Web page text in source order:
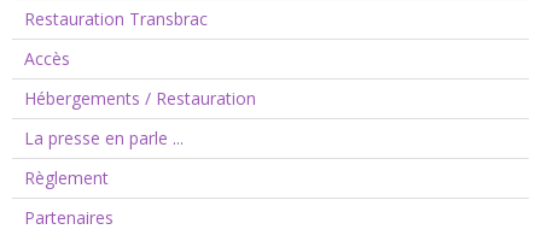
Restauration Transbrac
Accès
Hébergements / Restauration
La presse en parle ...
Règlement
Partenaires